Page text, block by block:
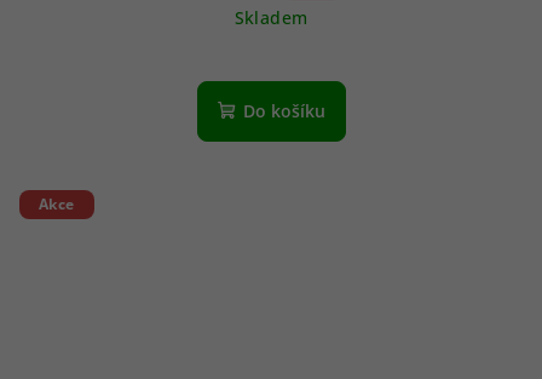
Skladem
hodnocení
produktu
Do košíku
Akce